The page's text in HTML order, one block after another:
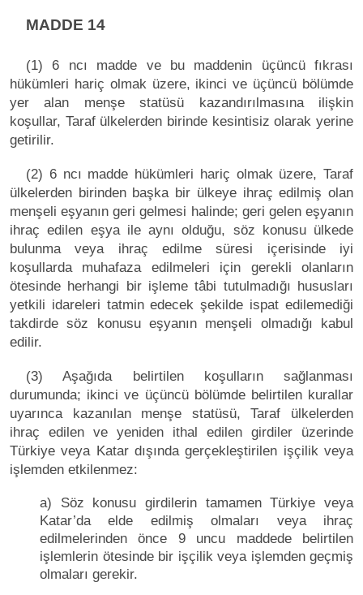
MADDE 14
(1) 6 ncı madde ve bu maddenin üçüncü fıkrası
hükümleri hariç olmak üzere, ikinci ve üçüncü bölümde
yer alan menşe statüsü kazandırılmasına ilişkin
koşullar, Taraf ülkelerden birinde kesintisiz olarak yerine
getirilir.
(2) 6 ncı madde hükümleri hariç olmak üzere, Taraf
ülkelerden birinden başka bir ülkeye ihraç edilmiş olan
menşeli eşyanın geri gelmesi halinde; geri gelen eşyanın
ihraç edilen eşya ile aynı olduğu, söz konusu ülkede
bulunma veya ihraç edilme süresi içerisinde iyi
koşullarda muhafaza edilmeleri için gerekli olanların
ötesinde herhangi bir işleme tâbi tutulmadığı hususları
yetkili idareleri tatmin edecek şekilde ispat edilemediği
takdirde söz konusu eşyanın menşeli olmadığı kabul
edilir.
(3) Aşağıda belirtilen koşulların sağlanması
durumunda; ikinci ve üçüncü bölümde belirtilen kurallar
uyarınca kazanılan menşe statüsü, Taraf ülkelerden
ihraç edilen ve yeniden ithal edilen girdiler üzerinde
Türkiye veya Katar dışında gerçekleştirilen işçilik veya
işlemden etkilenmez:
a) Söz konusu girdilerin tamamen Türkiye veya
Katar’da elde edilmiş olmaları veya ihraç
edilmelerinden önce 9 uncu maddede belirtilen
işlemlerin ötesinde bir işçilik veya işlemden geçmiş
olmaları gerekir.